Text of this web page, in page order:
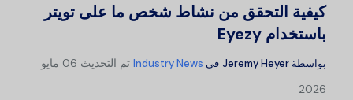
كيفية التحقق من نشاط شخص ما على تويتر
باستخدام Eyezy
بواسطة Jeremy Heyer في Industry News تم التحديث
06 مايو
2026